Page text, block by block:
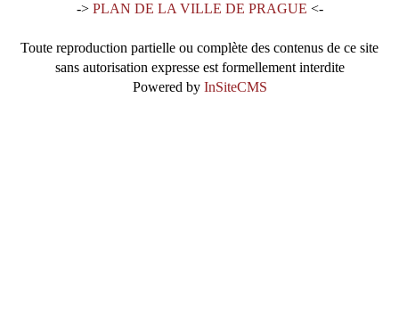
-> PLAN DE LA VILLE DE PRAGUE <-
Toute reproduction partielle ou complète des contenus de ce site
sans autorisation expresse est formellement interdite
Powered by InSiteCMS